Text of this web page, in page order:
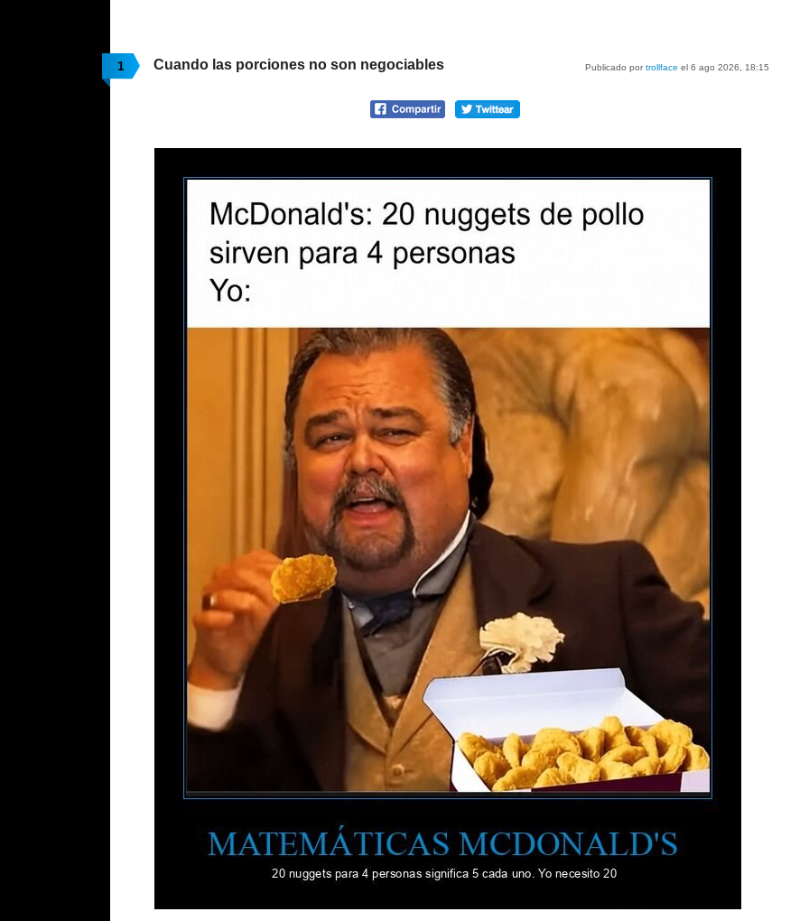
1 Publicado portrollface el 6 ago 2026, 18:15
Cuando las porciones no son negociables